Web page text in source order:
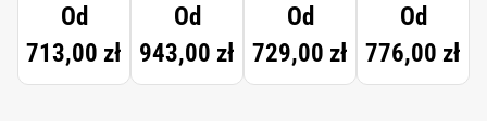
Od
713,00 zł
Od
943,00 zł
Od
729,00 zł
Od
776,00 zł